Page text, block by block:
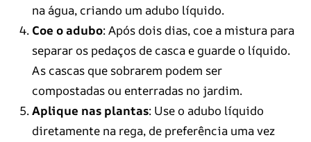
na água, criando um adubo líquido.
Coe o adubo: Após dois dias, coe a mistura para
separar os pedaços de casca e guarde o líquido.
As cascas que sobrarem podem ser
compostadas ou enterradas no jardim.
Aplique nas plantas: Use o adubo líquido
diretamente na rega, de preferência uma vez